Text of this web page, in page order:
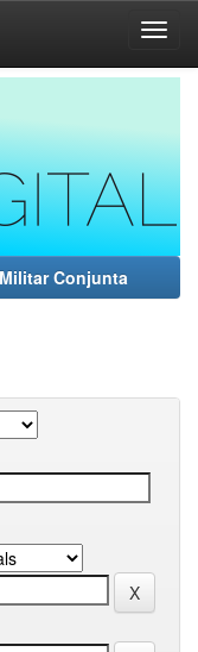
Conjunta